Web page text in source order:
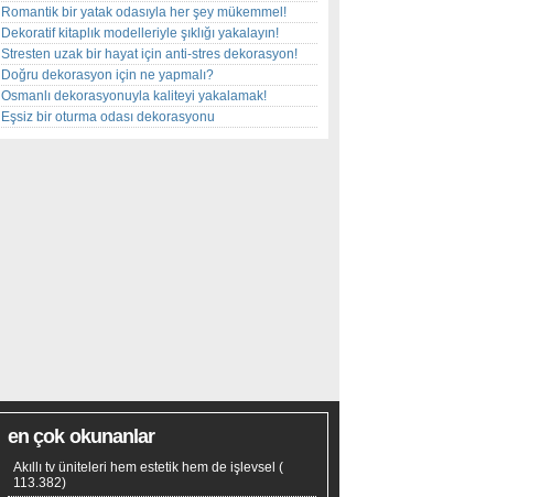
Romantik bir yatak odasıyla her şey mükemmel!
Dekoratif kitaplık modelleriyle şıklığı yakalayın!
Stresten uzak bir hayat için anti-stres dekorasyon!
Doğru dekorasyon için ne yapmalı?
Osmanlı dekorasyonuyla kaliteyi yakalamak!
Eşsiz bir oturma odası dekorasyonu
en çok okunanlar
Akıllı tv üniteleri hem estetik hem de işlevsel (
113.382)